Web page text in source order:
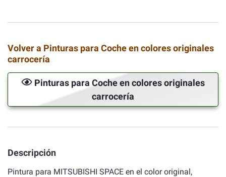
Volver a Pinturas para Coche en colores originales
carrocería
Pinturas para Coche en colores originales
carrocería
Descripción
Pintura para MITSUBISHI SPACE en el color original,